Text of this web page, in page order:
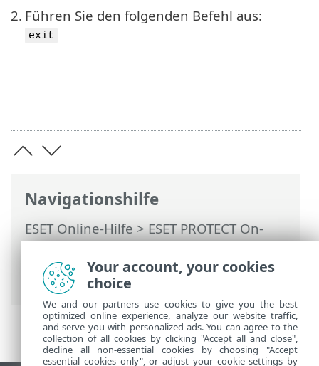
Navigationshilfe
ESET Online-Hilfe>ESET PROTECT On-
Prem>Häufig gestellte Fragen (FAQ)>
Management-Konsole für die virtuelle
Appliance neu starten
2. Führen Sie den folgenden Befehl aus:
exit
Your account, your cookies
choice
We and our partners use cookies to give you the best
optimized online experience, analyze our website traffic,
and serve you with personalized ads. You can agree to the
collection of all cookies by clicking "Accept all and close",
decline all non-essential cookies by choosing "Accept
essential cookies only", or adjust your cookie settings by